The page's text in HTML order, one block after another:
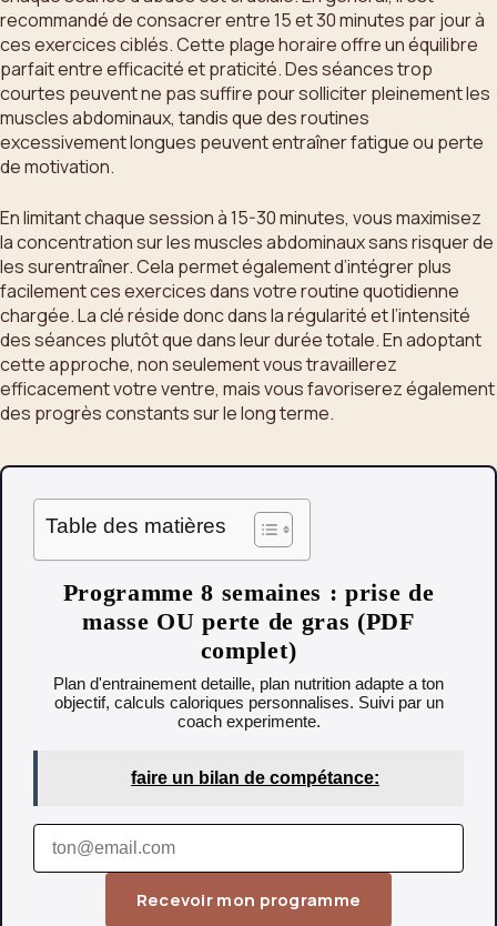
recommandé de consacrer entre 15 et 30 minutes par jour à
ces exercices ciblés. Cette plage horaire offre un équilibre
parfait entre efficacité et praticité. Des séances trop
courtes peuvent ne pas suffire pour solliciter pleinement les
muscles abdominaux, tandis que des routines
excessivement longues peuvent entraîner fatigue ou perte
de motivation.
En limitant chaque session à 15-30 minutes, vous maximisez
la concentration sur les muscles abdominaux sans risquer de
les surentraîner. Cela permet également d’intégrer plus
facilement ces exercices dans votre routine quotidienne
chargée. La clé réside donc dans la régularité et l’intensité
des séances plutôt que dans leur durée totale. En adoptant
cette approche, non seulement vous travaillerez
efficacement votre ventre, mais vous favoriserez également
des progrès constants sur le long terme.
Table des matières
Programme 8 semaines : prise de
masse OU perte de gras (PDF
complet)
Plan d'entrainement detaille, plan nutrition adapte a ton
objectif, calculs caloriques personnalises. Suivi par un
coach experimente.
faire un bilan de compétance:
Recevoir mon programme